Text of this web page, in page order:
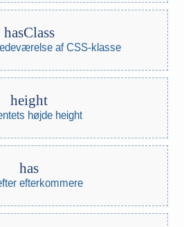
hasClass
af CSS-klasse
height
højde height
has
efterkommere